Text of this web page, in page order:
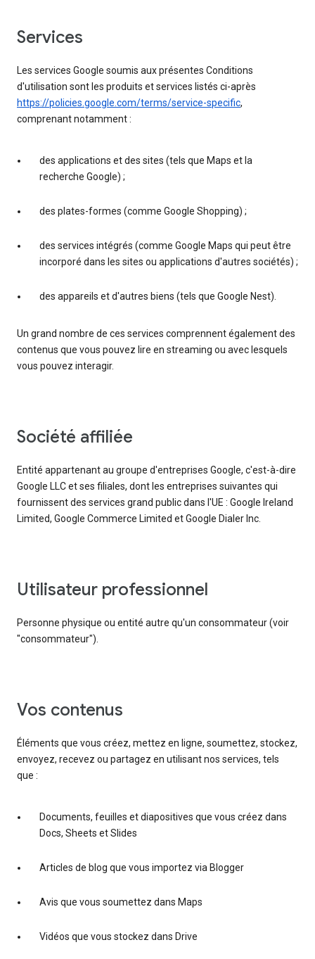
services
Les services Google soumis aux présentes Conditions
d'utilisation sont les produits et services listés ci-après
https://policies.google.com/terms/service-specific,
comprenant notamment :
des applications et des sites (tels que Maps et la
recherche Google) ;
des plates-formes (comme Google Shopping) ;
des services intégrés (comme Google Maps qui peut être
incorporé dans les sites ou applications d'autres sociétés) ;
des appareils et d'autres biens (tels que Google Nest).
Un grand nombre de ces services comprennent également des
contenus que vous pouvez lire en streaming ou avec lesquels
vous pouvez interagir.
société affiliée
Entité appartenant au groupe d'entreprises Google, c'est-à-dire
Google LLC et ses filiales, dont les entreprises suivantes qui
fournissent des services grand public dans l'UE : Google Ireland
Limited, Google Commerce Limited et Google Dialer Inc.
utilisateur professionnel
Personne physique ou entité autre qu'un consommateur (voir
"consommateur").
vos contenus
Éléments que vous créez, mettez en ligne, soumettez, stockez,
envoyez, recevez ou partagez en utilisant nos services, tels
que :
Documents, feuilles et diapositives que vous créez dans
Docs, Sheets et Slides
Articles de blog que vous importez via Blogger
Avis que vous soumettez dans Maps
Vidéos que vous stockez dans Drive